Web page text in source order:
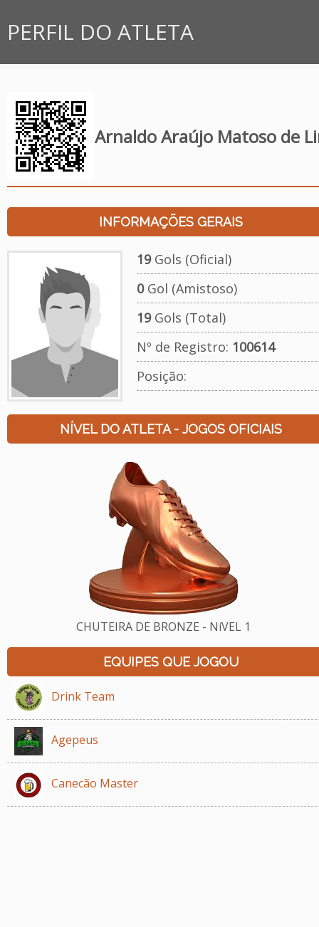
PERFIL DO ATLETA
Arnaldo Araújo Matoso de
INFORMAÇÕES GERAIS
19Gols (Oficial)
0Gol (Amistoso)
19Gols (Total)
Nº de Registro: 100614
Posição:
NÍVEL DO ATLETA - JOGOS OFICIAIS
CHUTEIRA DE BRONZE - NíVEL 1
EQUIPES QUE JOGOU
Drink Team
Agepeus
Canecão Master